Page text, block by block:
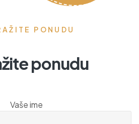
PONUDU
ponudu
Vaše ime